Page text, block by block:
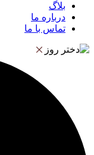
بلاگ
درباره ما
تماس با ما